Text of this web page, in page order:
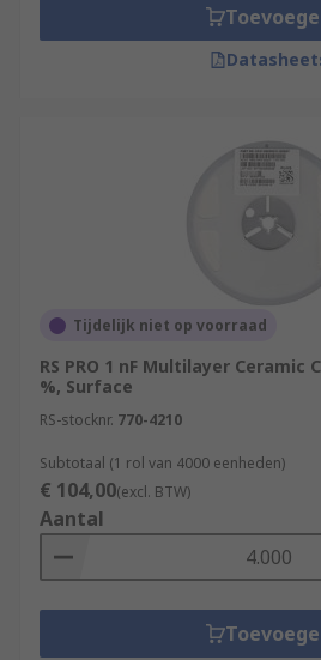
Tijdelijk niet op voorraad
RS PRO 1 nF Multilayer Ceramic
%, Surface
RS-stocknr. 770-4210
Subtotaal (1 rol van 4000 eenheden)
€ 104,00(excl. BTW)
Aantal